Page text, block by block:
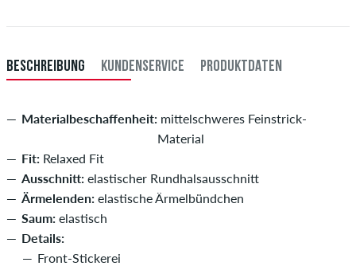
XXXL 60 121-127 108-114 121-127
BESCHREIBUNG KUNDENSERVICE PRODUKTDATEN
Materialbeschaffenheit: mittelschweres Feinstrick-
Material
Fit: Relaxed Fit
Ausschnitt: elastischer Rundhalsausschnitt
Ärmelenden: elastische Ärmelbündchen
Saum: elastisch
Details:
Front-Stickerei